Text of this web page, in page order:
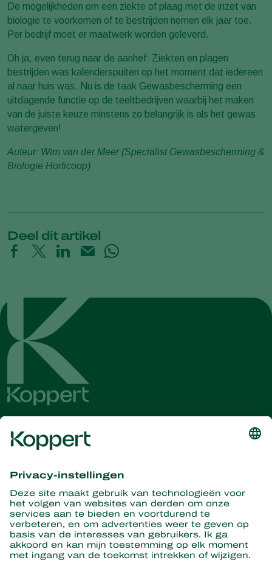
De mogelijkheden om een ziekte of plaag met de inzet van
biologie te voorkomen of te bestrijden nemen elk jaar toe.
Per bedrijf moet er maatwerk worden geleverd.
Oh ja, even terug naar de aanhef: Ziekten en plagen
bestrijden was kalenderspuiten op het moment dat iedereen
al naar huis was. Nu is de taak Gewasbescherming een
uitdagende functie op de teeltbedrijven waarbij het maken
van de juiste keuze minstens zo belangrijk is als het gewas
watergeven!
Auteur: Wim van der Meer (Specialist Gewasbescherming &
Biologie Horticoop)
Deel dit artikel
Ontvang het laatste nieuws en
informatie
Hier aanmelden
Partners with Nature
Roofmijten